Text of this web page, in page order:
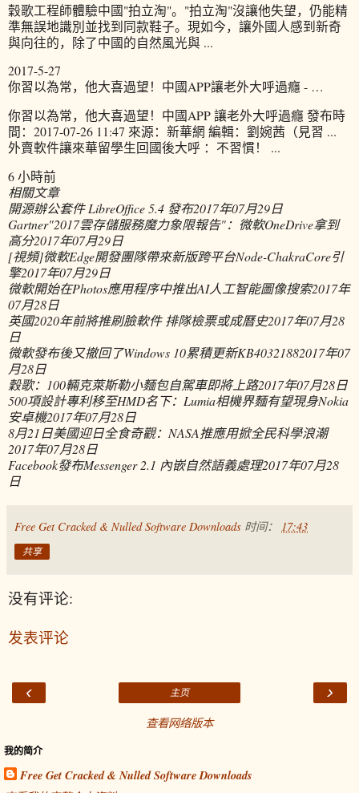
穀歌工程師體驗中國"拍立淘"。"拍立淘"沒讓他失望，仍能精
準無誤地識別並找到同款鞋子。現如今，讓外國人感到新奇
與向往的，除了中國的自然風光與 ...
2017-5-27
你習以為常，他大喜過望！中國APP讓老外大呼過癮 - …
你習以為常，他大喜過望！中國APP 讓老外大呼過癮 發布時
間：2017-07-26 11:47 來源：新華網 編輯：劉婉茜（見習 ...
外賣軟件讓來華留學生回國後大呼 ：不習慣！ ...
6 小時前
相關文章
開源辦公套件 LibreOffice 5.4 發布2017年07月29日
Gartner"2017雲存儲服務魔力象限報告"：微軟OneDrive拿到
高分2017年07月29日
[視頻]微軟Edge開發團隊帶來新版跨平台Node-ChakraCore引
擎2017年07月29日
微軟開始在Photos應用程序中推出AI人工智能圖像搜索2017年
07月28日
英國2020年前將推刷臉軟件 排隊檢票或成曆史2017年07月28
日
微軟發布後又撤回了Windows 10累積更新KB40321882017年07
月28日
穀歌：100輛克萊斯勒小麵包自駕車即將上路2017年07月28日
500項設計專利移至HMD名下：Lumia相機界麵有望現身Nokia
安卓機2017年07月28日
8月21日美國迎日全食奇觀：NASA推應用掀全民科學浪潮
2017年07月28日
Facebook發布Messenger 2.1 內嵌自然語義處理2017年07月28
日
Free Get Cracked & Nulled Software Downloads 时间： 17:43
共享
没有评论:
发表评论
‹ ›
主页
查看网络版本
我的简介
Free Get Cracked & Nulled Software Downloads